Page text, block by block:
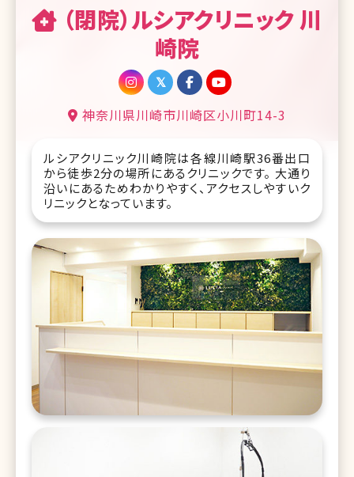
（閉院）ルシアクリニック 川
崎院
神奈川県川崎市川崎区小川町14-3
ルシアクリニック川崎院は各線川崎駅36番出口
から徒歩2分の場所にあるクリニックです。 大通り
沿いにあるためわかりやすく、アクセスしやすいク
リニックとなっています。